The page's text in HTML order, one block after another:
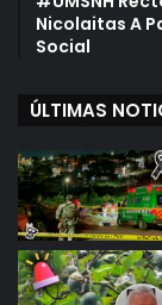
Nicolaitas A
Social
ÚLTIMAS